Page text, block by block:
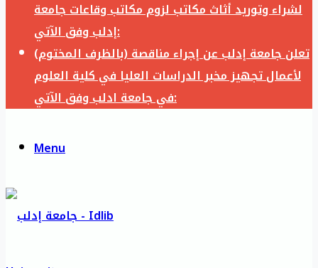
لشراء وتوريد أثاث مكاتب لزوم مكاتب وقاعات جامعة
إدلب وفق الآتي:
تعلن جامعة إدلب عن إجراء مناقصة (بالظرف المختوم)
لأعمال تجهيز مخبر الدراسات العليا في كلية العلوم
في جامعة ادلب وفق الآتي:
Menu